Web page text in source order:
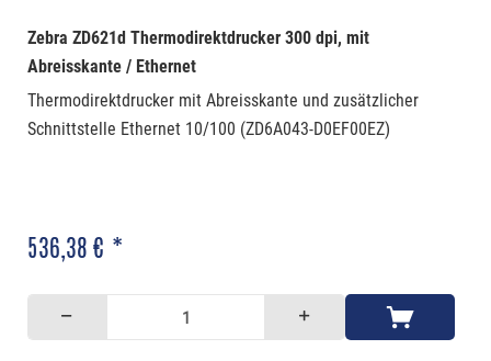
Zebra ZD621d Thermodirektdrucker 300 dpi, mit
Abreisskante / Ethernet
Thermodirektdrucker mit Abreisskante und zusätzlicher
Schnittstelle Ethernet 10/100 (ZD6A043-D0EF00EZ)
536,38 € *